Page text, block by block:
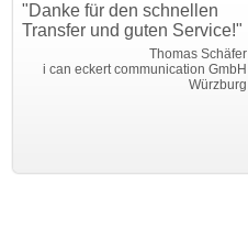
"Danke für den schnellen
Transfer und guten Service!"
Thomas Schäfer
i can eckert communication GmbH
Würzburg